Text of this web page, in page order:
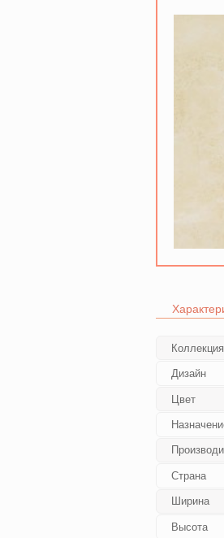
Коллекция
Дизайн
Цвет
Страна
Ширина
Высота